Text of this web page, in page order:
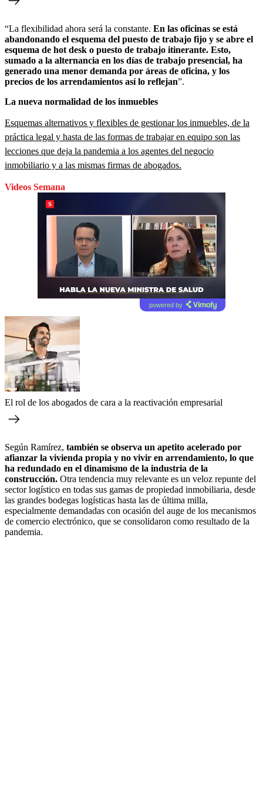
“La flexibilidad ahora será la constante. En las oficinas se está
abandonando el esquema del puesto de trabajo fijo y se abre el
esquema de hot desk o puesto de trabajo itinerante. Esto,
sumado a la alternancia en los días de trabajo presencial, ha
generado una menor demanda por áreas de oficina, y los
precios de los arrendamientos así lo reflejan”.
La nueva normalidad de los inmuebles
Esquemas alternativos y flexibles de gestionar los inmuebles, de la
práctica legal y hasta de las formas de trabajar en equipo son las
lecciones que deja la pandemia a los agentes del negocio
inmobiliario y a las mismas firmas de abogados.
Videos Semana
powered by
El rol de los abogados de cara a la reactivación empresarial
Según Ramírez, también se observa un apetito acelerado por
afianzar la vivienda propia y no vivir en arrendamiento, lo que
ha redundado en el dinamismo de la industria de la
construcción. Otra tendencia muy relevante es un veloz repunte del
sector logístico en todas sus gamas de propiedad inmobiliaria, desde
las grandes bodegas logísticas hasta las de última milla,
especialmente demandadas con ocasión del auge de los mecanismos
de comercio electrónico, que se consolidaron como resultado de la
pandemia.